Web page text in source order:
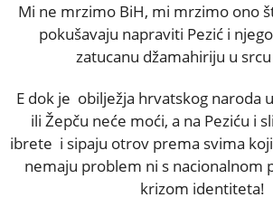
Mi ne mrzimo BiH, mi mrzimo ono
pokušavaju napraviti Pezić i
zatucanu džamahiriju u
E dok je obilježja hrvatskog naroda
ili Žepču neće moći, a na Peziću i
ibrete i sipaju otrov prema svima
nemaju problem ni s nacionalnom
krizom identiteta!